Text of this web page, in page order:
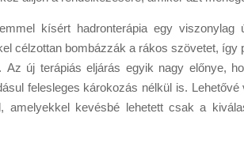
kísért hadronterápia egy
célzottan bombázzák a rákos szövetet,
Az új terápiás eljárás egyik nagy előnye,
felesleges károkozás nélkül is.
amelyekkel kevésbé lehetett csak a